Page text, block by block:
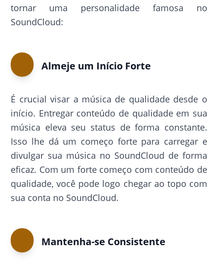
tornar uma personalidade famosa no
SoundCloud:
Almeje um Início Forte
É crucial visar a música de qualidade desde o
início. Entregar conteúdo de qualidade em sua
música eleva seu status de forma constante.
Isso lhe dá um começo forte para carregar e
divulgar sua música no SoundCloud de forma
eficaz. Com um forte começo com conteúdo de
qualidade, você pode logo chegar ao topo com
sua conta no SoundCloud.
Mantenha-se Consistente